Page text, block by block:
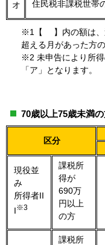
オ 住民税非課税世帯
※1【 】内の額は、
超える月があった方
※2 未申告により所得
「ア」となります。
70歳以上75歳未満
区分
現役並
み
所得者II
I※3
課税所
得が
690万
円以上
の方
課税所